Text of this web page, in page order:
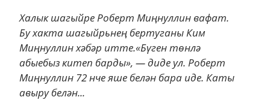
Халык шагыйре Роберт Миңнуллин вафат.
Бу хакта шагыйрьнең бертуганы Ким
Миңнуллин хәбәр итте.«Бүген төнлә
абыебыз китеп барды», — диде ул. Роберт
Миңнуллин 72 нче яше белән бара иде. Каты
авыру белән...